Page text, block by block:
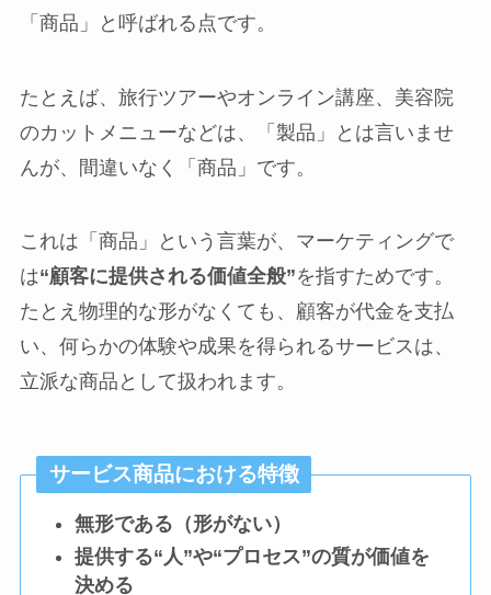
「商品」と呼ばれる点です。
たとえば、旅行ツアーやオンライン講座、美容院
のカットメニューなどは、「製品」とは言いませ
んが、間違いなく「商品」です。
これは「商品」という言葉が、マーケティングで
は“顧客に提供される価値全般”を指すためです。
たとえ物理的な形がなくても、顧客が代金を支払
い、何らかの体験や成果を得られるサービスは、
立派な商品として扱われます。
サービス商品における特徴
無形である（形がない）
提供する“人”や“プロセス”の質が価値を
決める